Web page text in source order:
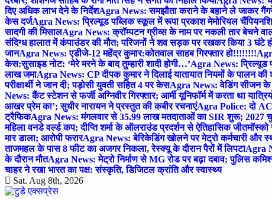
दिए अधिक लाभ देने के निर्देशAgra News: समझौता कराने के बहाने ले जाकर
केस दर्जAgra News: प्रिल्यूड पब्लिक स्कूल में रूपा प्रकाश मेमोरियल
सादगी की मिसालAgra News: क्रॉम्पटन ग्रीव्स के नाम पर नकली तार बेचने
संदिग्ध हालात में कंपाउंडर की मौत; परिजनों ने शव सड़क पर रखकर किया 3 घंटे
जानAgra News: एडीजे-12 महेंद्र कुमार:कोतवाल साहब गिरफ्तार हो!!!!!!!!
केस:सुसाइड नोट: ‘मेरे मरने के बाद तुम्हारी शादी होगी…’Agra News: प्रिल्यूड
लाख जमाAgra News: CP दीपक कुमार ने दिलाई यातायात नियमों के पालन
परीक्षार्थी ने जान दी; पड़ोसी युवती सहित 4 पर केसAgra News: वेडिंग सीजन के
News: कैंट स्टेशन से फर्जी अग्निवीर गिरफ्तार; आर्मी यूनिफॉर्म में करता था
आखर प्रेम का’; सुधीर नारायन ने प्रस्तुत की कबीर रचनाएंAgra Police: दो
ट्रैफिकAgra News: मंगलवार से 35.99 लाख मतदाताओं का SIR शुरू; 2027
महिला वनडे वर्ल्ड कप; दीप्ति शर्मा के ऑलराउंड प्रदर्शन से ऐतिहासिक जीत
मार डाला; आरोपी फरारAgra News: बेरिकेडिंग खोलने पर मेट्रो कर्मचारी और
ताजमहल के पास 8 फीट का अजगर निकला, रेस्क्यू के दौरान पैरों में लिपटाAgra
के दौरान मौतAgra News: मेट्रो निर्माण से MG रोड पर बढ़ा दबाव; पुलिस
चाहर ने रखा भारत का पक्ष: संस्कृति, डिजिटल क्रांति और स्वास्थ्य
Sat. Aug 8th, 2026